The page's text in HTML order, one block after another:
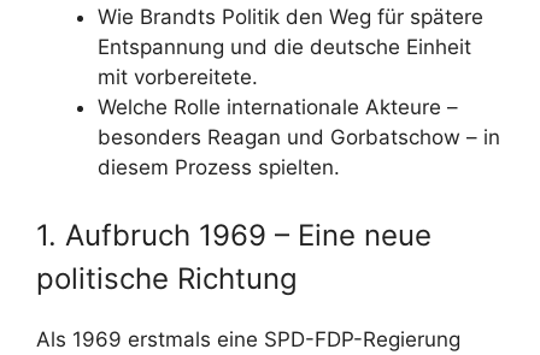
Wie Brandts Politik den Weg für spätere
Entspannung und die deutsche Einheit
mit vorbereitete.
Welche Rolle internationale Akteure –
besonders Reagan und Gorbatschow – in
diesem Prozess spielten.
1. Aufbruch 1969 – Eine neue
politische Richtung
Als 1969 erstmals eine SPD-FDP-Regierung